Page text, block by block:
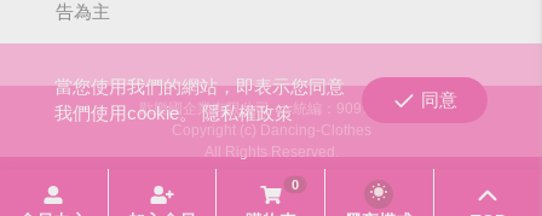
告為主
歡樂國企業有限公司
統編：90979680
Copyright (c) Dancing-Clothes
All Rights Reserved.
當您使用我們的網站，即表示您同意
我們使用cookie。隱私權政策
同意
0